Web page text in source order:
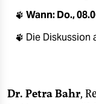
🐾 Wann: Do.,
🐾 Die Diskussion
Dr. Petra Bahr,